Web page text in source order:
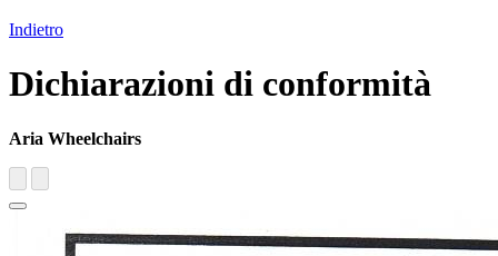
Indietro
Dichiarazioni di conformità
Aria Wheelchairs